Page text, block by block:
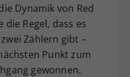
Dynamik von Red
die Regel, dass es
Zählern gibt –
Punkt zum
gewonnen.